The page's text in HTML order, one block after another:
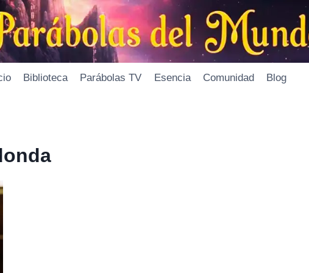
Biblioteca Parábolas TV Esencia Comunidad Blog